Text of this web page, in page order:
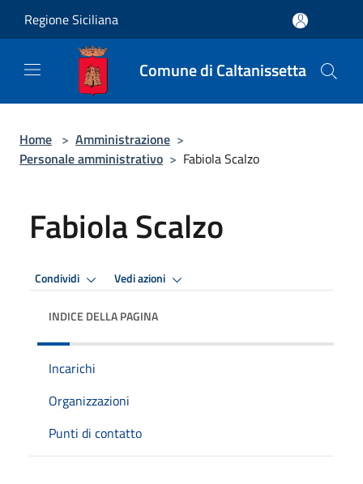
Regione Siciliana
Comune di Caltanissetta
Home > Amministrazione >
Personale amministrativo > Fabiola Scalzo
Fabiola Scalzo
Condividi Vedi azioni
INDICE DELLA PAGINA
Incarichi
Organizzazioni
Punti di contatto